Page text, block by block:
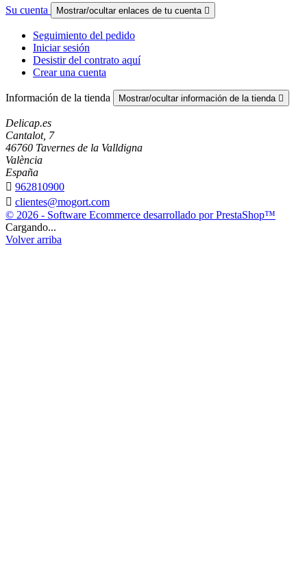
Su cuenta Mostrar/ocultar enlaces de tu cuenta 
Seguimiento del pedido
Iniciar sesión
Desistir del contrato aquí
Crear una cuenta
Información de la tienda Mostrar/ocultar información de la tienda 
Delicap.es
Cantalot, 7
46760 Tavernes de la Valldigna
València
España
 962810900
 clientes@mogort.com
© 2026 - Software Ecommerce desarrollado por PrestaShop™
Cargando...
Volver arriba